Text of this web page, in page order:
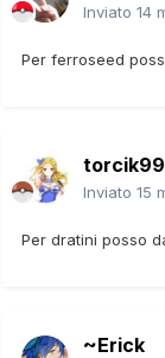
Inviato 14
Per ferroseed
torcik99
Inviato 15
Per dratini posso
~Erick